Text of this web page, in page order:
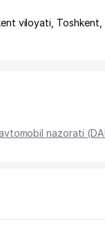
viloyati Toshkent
nazorati